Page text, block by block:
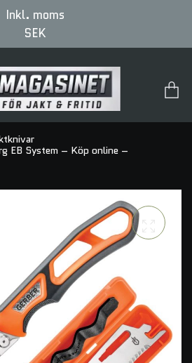
Inkl. moms
SEK
EB System – Köp online –